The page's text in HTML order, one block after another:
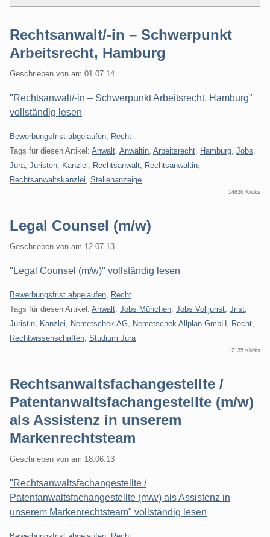
Rechtsanwalt/-in – Schwerpunkt
Arbeitsrecht, Hamburg
Geschrieben von am 01.07.14
"Rechtsanwalt/-in – Schwerpunkt Arbeitsrecht, Hamburg"
vollständig lesen
Kategorien:
Bewerbungsfrist abgelaufen
Recht
Tags für diesen Artikel: Anwalt Anwältin Arbeitsrecht Hamburg Jobs
Jura Juristen Kanzlei Rechtsanwalt Rechtsanwältin
Rechtsanwaltskanzlei Stellenanzeige
14836 Klicks
Legal Counsel (m/w)
Geschrieben von am 12.07.13
"Legal Counsel (m/w)" vollständig lesen
Kategorien:
Bewerbungsfrist abgelaufen
Recht
Tags für diesen Artikel: Anwalt Jobs München Jobs Volljurist Jrist
Juristin
Kanzlei Nemetschek AG Nemetschek Allplan GmbH Recht
Rechtwissenschaften Studium Jura
12135 Klicks
Rechtsanwaltsfachangestellte /
Patentanwaltsfachangestellte (m/w)
als Assistenz in unserem
Markenrechtsteam
Geschrieben von am 18.06.13
"Rechtsanwaltsfachangestellte /
Patentanwaltsfachangestellte (m/w) als Assistenz in
unserem Markenrechtsteam" vollständig lesen